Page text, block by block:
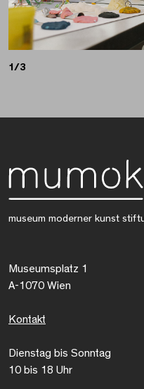
1/3
museum moderner kunst
Museumsplatz 1
A-1070 Wien
Kontakt
Dienstag bis Sonntag
10 bis 18 Uhr